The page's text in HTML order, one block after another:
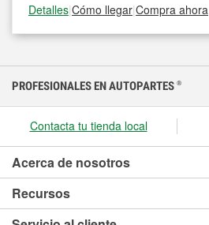
Detalles|Cómo llegar|Compra ahora
PROFESIONALES EN AUTOPARTES ®
Contacta tu tienda local
Acerca de nosotros
Recursos